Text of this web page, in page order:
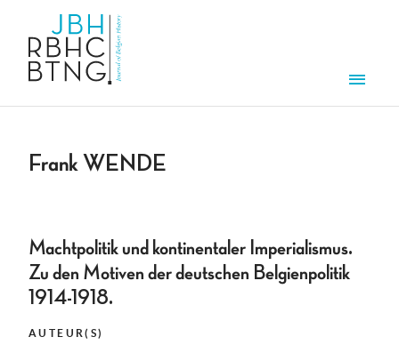
Frank WENDE
Machtpolitik und kontinentaler Imperialismus.
Zu den Motiven der deutschen Belgienpolitik
1914-1918.
AUTEUR(S)